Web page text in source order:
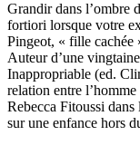
Grandir dans l’ombre
fortiori lorsque votre
Pingeot, « fille cachée
Auteur d’une
Inappropriable (ed.
relation entre
Rebecca Fitoussi
sur une enfance hors